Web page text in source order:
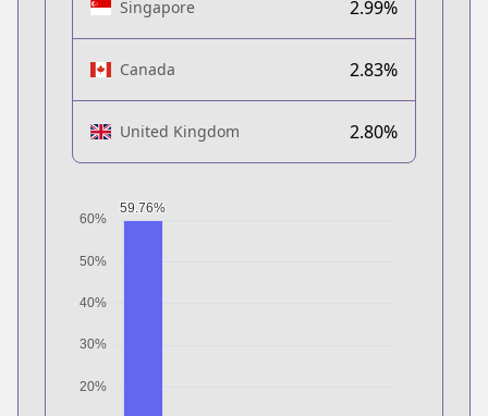
Singapore 2.99%
Canada 2.83%
United Kingdom 2.80%